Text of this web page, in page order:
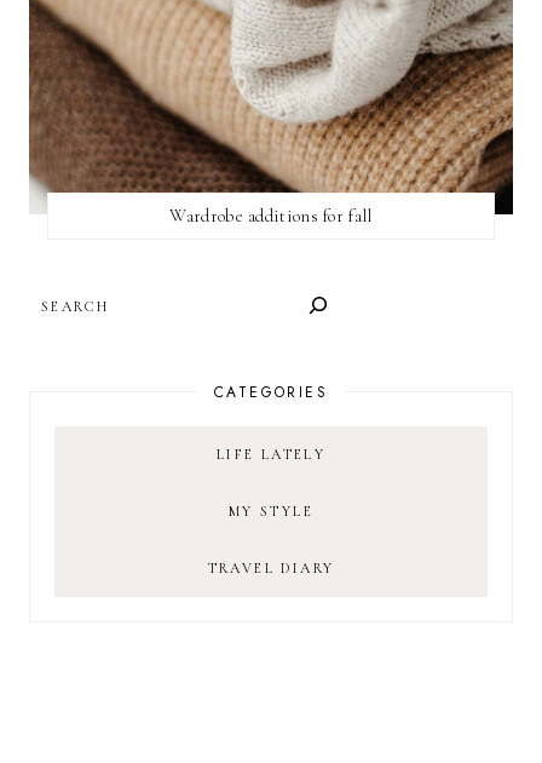
Wardrobe additions for fall
CATEGORIES
LIFE LATELY
MY STYLE
TRAVEL DIARY